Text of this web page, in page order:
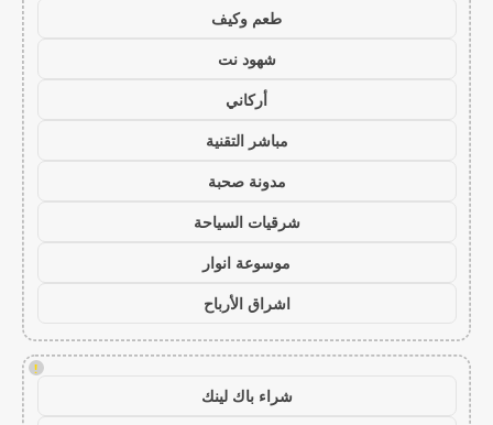
طعم وكيف
شهود نت
أركاني
مباشر التقنية
مدونة صحبة
شرقيات السياحة
موسوعة انوار
اشراق الأرباح
!
شراء باك لينك